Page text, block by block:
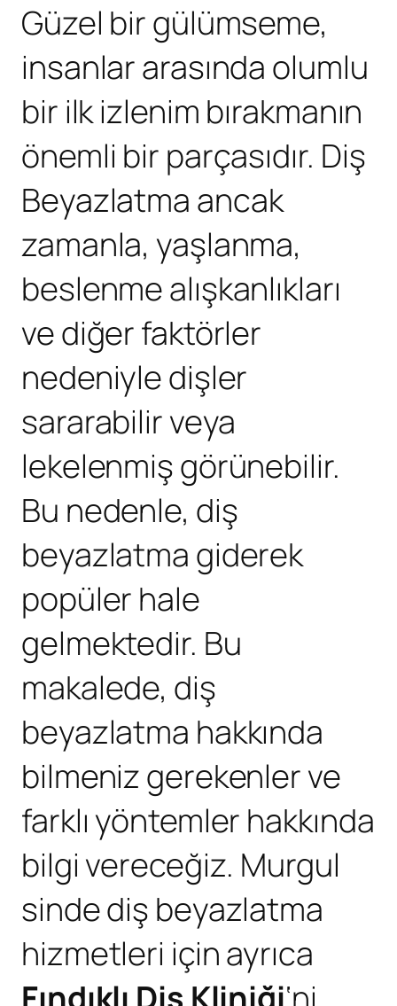
Güzel bir gülümseme,
insanlar arasında olumlu
bir ilk izlenim bırakmanın
önemli bir parçasıdır. Diş
Beyazlatma ancak
zamanla, yaşlanma,
beslenme alışkanlıkları
ve diğer faktörler
nedeniyle dişler
sararabilir veya
lekelenmiş görünebilir.
Bu nedenle, diş
beyazlatma giderek
popüler hale
gelmektedir. Bu
makalede, diş
beyazlatma hakkında
bilmeniz gerekenler ve
farklı yöntemler hakkında
bilgi vereceğiz. Murgul
sinde diş beyazlatma
hizmetleri için ayrıca